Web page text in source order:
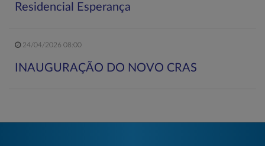
Residencial Esperança
24/04/2026 08:00
INAUGURAÇÃO DO NOVO CRAS